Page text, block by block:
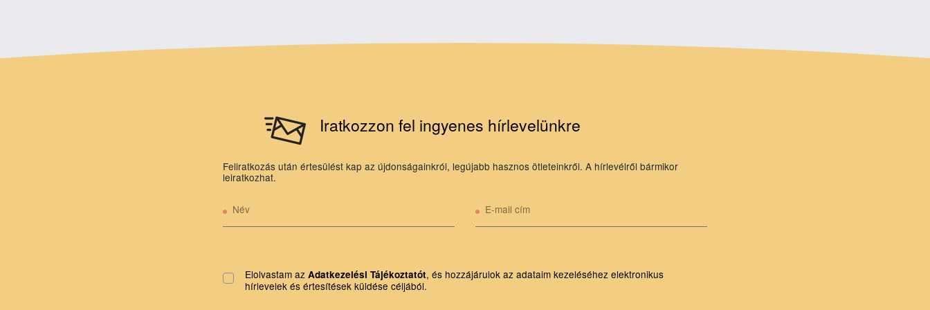
Iratkozzon fel ingyenes hírlevelünkre
Feliratkozás után értesülést kap az újdonságainkról, legújabb hasznos ötleteinkről. A hírlevélről bármikor
leiratkozhat.
Név E-mail cím
Elolvastam az Adatkezelési Tájékoztatót, és hozzájárulok az adataim kezeléséhez elektronikus
hírlevelek és értesítések küldése céljából.